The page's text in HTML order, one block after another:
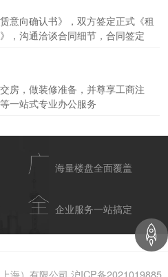
意向确认书》，双方签定正式《租
，沟通洽谈合同细节，合同签定
房，做装修准备，并尊享工商注
一站式专业办公服务
海量楼盘全面覆盖
企业服务一站搞定